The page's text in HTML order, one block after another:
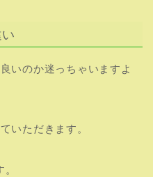
いのか迷っちゃいますよ
いただきます。